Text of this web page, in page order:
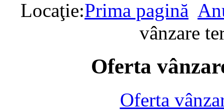
Locaţie:Prima pagină
vânzare
Oferta
Oferta